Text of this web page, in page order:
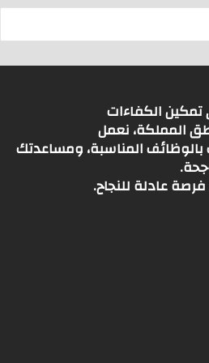
الكفاءات
المملكة، نعمل
المناسبة، ومساعدتك
عادلة للنجاح.